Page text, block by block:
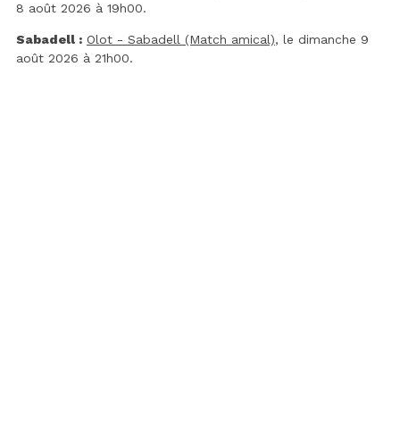
8 août 2026 à 19h00.
Sabadell : Olot - Sabadell (Match amical), le dimanche 9
août 2026 à 21h00.